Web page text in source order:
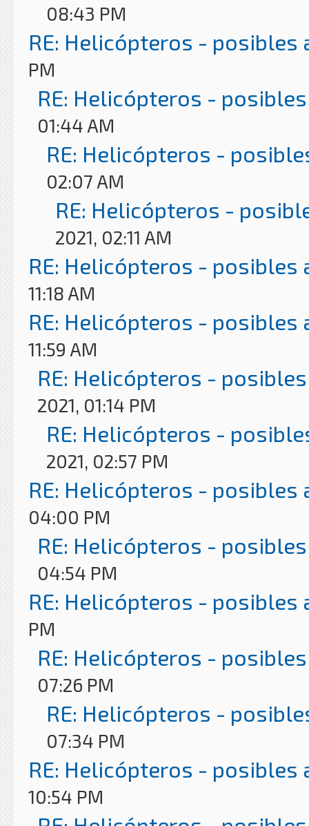
08:43 PM
RE: Helicópteros - posibles
PM
RE: Helicópteros -
01:44 AM
RE: Helicópteros -
02:07 AM
RE: Helicópteros -
2021, 02:11 AM
RE: Helicópteros - posibles
11:18 AM
RE: Helicópteros - posibles
11:59 AM
RE: Helicópteros -
2021, 01:14 PM
RE: Helicópteros -
2021, 02:57 PM
RE: Helicópteros - posibles
04:00 PM
RE: Helicópteros -
04:54 PM
RE: Helicópteros - posibles
PM
RE: Helicópteros -
07:26 PM
RE: Helicópteros -
07:34 PM
RE: Helicópteros - posibles
10:54 PM